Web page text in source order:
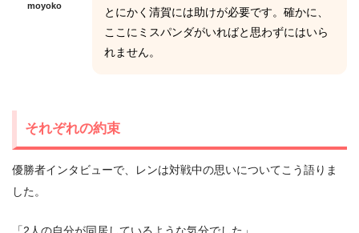
moyoko
とにかく清賀には助けが必要です。確かに、
ここにミスパンダがいればと思わずにはいら
れません。
それぞれの約束
優勝者インタビューで、レンは対戦中の思いについてこう語りま
した。